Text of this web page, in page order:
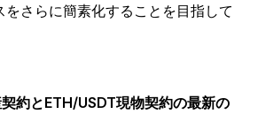
をさらに簡素化することを目指して
約とETH/USDT現物契約の最新の